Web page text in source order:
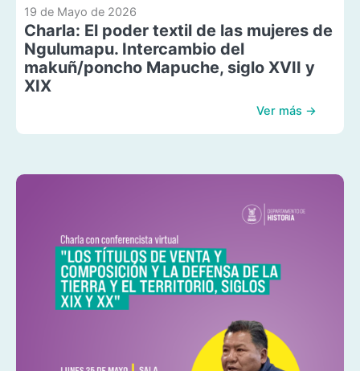
19 de Mayo de 2026
Charla: El poder textil de las mujeres de
Ngulumapu. Intercambio del
makuñ/poncho Mapuche, siglo XVII y
XIX
Ver más →